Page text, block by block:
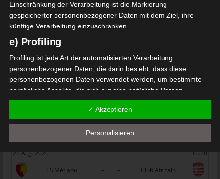
SPIELTAG 1
22 Aug. 2026
PS Sakiet Eddaïer
22 Aug. 2026
Stade Tunisien
- -
CS Sfax
22 Aug. 2026
ES Hammam Sousse
- -
22 Aug. 2026
16:30
- -
22 Aug. 2026
16:30
ES Métlaoui
- -
Club Africain
Einschränkung der Verarbeitung ist die Markierung
gespeicherter personenbezogener Daten mit dem Ziel, ihre
künftige Verarbeitung einzuschränken.
e) Profiling
Profiling ist jede Art der automatisierten Verarbeitung
personenbezogener Daten, die darin besteht, dass diese
personenbezogenen Daten verwendet werden, um bestimmte
persönliche Aspekte, die sich auf eine natürliche Person
beziehen, zu bewerten, insbesondere, um Aspekte bezüglich
Arbeitsleistung, wirtschaftlicher Lage, Gesundheit, persönlicher
Vorlieben, Interessen, Zuverlässigkeit, Verhalten, Aufenthaltsort
oder Ortswechsel dieser natürlichen Person zu analysieren oder
vorherzusagen.
f) Pseudonymisierung
Pseudonymisierung ist die Verarbeitung personenbezogener
✓ Akzeptieren
Personalisieren